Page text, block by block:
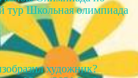
тур Школьная олимпиада
художник?